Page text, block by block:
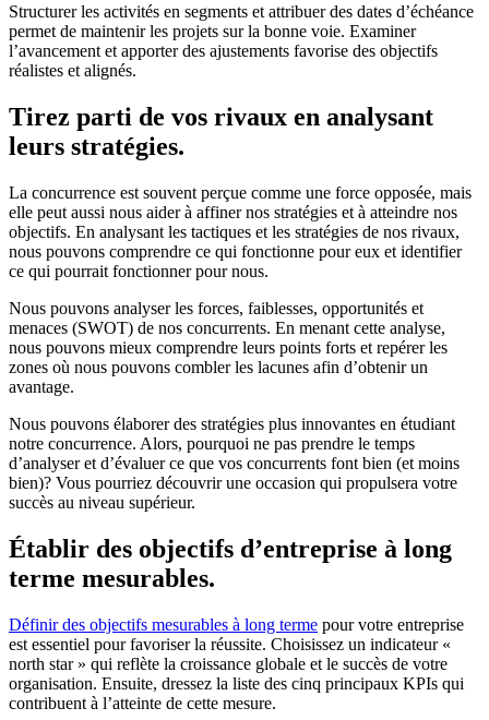
Structurer les activités en segments et attribuer des dates d’échéance
permet de maintenir les projets sur la bonne voie. Examiner
l’avancement et apporter des ajustements favorise des objectifs
réalistes et alignés.
Tirez parti de vos rivaux en analysant
leurs stratégies.
La concurrence est souvent perçue comme une force opposée, mais
elle peut aussi nous aider à affiner nos stratégies et à atteindre nos
objectifs. En analysant les tactiques et les stratégies de nos rivaux,
nous pouvons comprendre ce qui fonctionne pour eux et identifier
ce qui pourrait fonctionner pour nous.
Nous pouvons analyser les forces, faiblesses, opportunités et
menaces (SWOT) de nos concurrents. En menant cette analyse,
nous pouvons mieux comprendre leurs points forts et repérer les
zones où nous pouvons combler les lacunes afin d’obtenir un
avantage.
Nous pouvons élaborer des stratégies plus innovantes en étudiant
notre concurrence. Alors, pourquoi ne pas prendre le temps
d’analyser et d’évaluer ce que vos concurrents font bien (et moins
bien)? Vous pourriez découvrir une occasion qui propulsera votre
succès au niveau supérieur.
Établir des objectifs d’entreprise à long
terme mesurables.
Définir des objectifs mesurables à long terme pour votre entreprise
est essentiel pour favoriser la réussite. Choisissez un indicateur «
north star » qui reflète la croissance globale et le succès de votre
organisation. Ensuite, dressez la liste des cinq principaux KPIs qui
contribuent à l’atteinte de cette mesure.